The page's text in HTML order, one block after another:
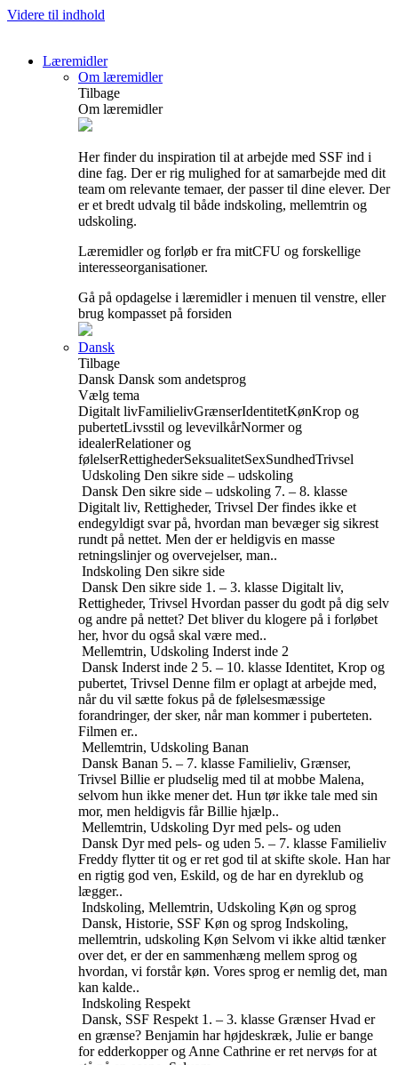
Videre til indhold
Læremidler
Om læremidler
Tilbage
Om læremidler
Her finder du inspiration til at arbejde med SSF ind i
dine fag. Der er rig mulighed for at samarbejde med dit
team om relevante temaer, der passer til dine elever. Der
er et bredt udvalg til både indskoling, mellemtrin og
udskoling.
Læremidler og forløb er fra mitCFU og forskellige
interesseorganisationer.
Gå på opdagelse i læremidler i menuen til venstre, eller
brug kompasset på forsiden
Dansk
Tilbage
Dansk Dansk som andetsprog
Vælg tema
Digitalt livFamilielivGrænserIdentitetKønKrop og
pubertetLivsstil og levevilkårNormer og
idealerRelationer og
følelserRettighederSeksualitetSexSundhedTrivsel
Udskoling Den sikre side – udskoling
Dansk Den sikre side – udskoling 7. – 8. klasse
Digitalt liv, Rettigheder, Trivsel Der findes ikke et
endegyldigt svar på, hvordan man bevæger sig sikrest
rundt på nettet. Men der er heldigvis en masse
retningslinjer og overvejelser, man..
Indskoling Den sikre side
Dansk Den sikre side 1. – 3. klasse Digitalt liv,
Rettigheder, Trivsel Hvordan passer du godt på dig selv
og andre på nettet? Det bliver du klogere på i forløbet
her, hvor du også skal være med..
Mellemtrin, Udskoling Inderst inde 2
Dansk Inderst inde 2 5. – 10. klasse Identitet, Krop og
pubertet, Trivsel Denne film er oplagt at arbejde med,
når du vil sætte fokus på de følelsesmæssige
forandringer, der sker, når man kommer i puberteten.
Filmen er..
Mellemtrin, Udskoling Banan
Dansk Banan 5. – 7. klasse Familieliv, Grænser,
Trivsel Billie er pludselig med til at mobbe Malena,
selvom hun ikke mener det. Hun tør ikke tale med sin
mor, men heldigvis får Billie hjælp..
Mellemtrin, Udskoling Dyr med pels- og uden
Dansk Dyr med pels- og uden 5. – 7. klasse Familieliv
Freddy flytter tit og er ret god til at skifte skole. Han har
en rigtig god ven, Eskild, og de har en dyreklub og
lægger..
Indskoling, Mellemtrin, Udskoling Køn og sprog
Dansk, Historie, SSF Køn og sprog Indskoling,
mellemtrin, udskoling Køn Selvom vi ikke altid tænker
over det, er der en sammenhæng mellem sprog og
hvordan, vi forstår køn. Vores sprog er nemlig det, man
kan kalde..
Indskoling Respekt
Dansk, SSF Respekt 1. – 3. klasse Grænser Hvad er
en grænse? Benjamin har højdeskræk, Julie er bange
for edderkopper og Anne Cathrine er ret nervøs for at